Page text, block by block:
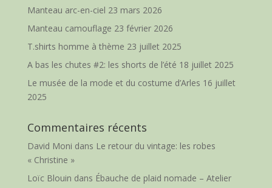
Manteau arc-en-ciel 23 mars 2026
Manteau camouflage 23 février 2026
T.shirts homme à thème 23 juillet 2025
A bas les chutes #2: les shorts de l’été 18 juillet 2025
Le musée de la mode et du costume d’Arles 16 juillet
2025
Commentaires récents
David Moni dans Le retour du vintage: les robes
« Christine »
Loïc Blouin dans Ébauche de plaid nomade – Atelier